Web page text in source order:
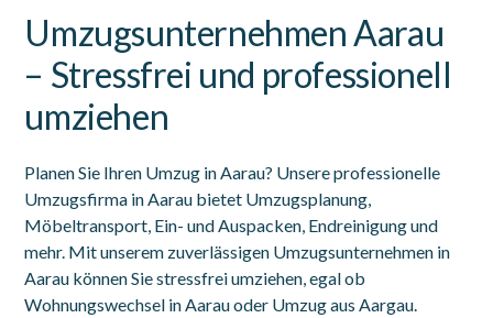
Umzugsunternehmen Aarau
– Stressfrei und professionell
umziehen
Planen Sie Ihren Umzug in Aarau? Unsere professionelle
Umzugsfirma in Aarau bietet Umzugsplanung,
Möbeltransport, Ein- und Auspacken, Endreinigung und
mehr. Mit unserem zuverlässigen Umzugsunternehmen in
Aarau können Sie stressfrei umziehen, egal ob
Wohnungswechsel in Aarau oder Umzug aus Aargau.